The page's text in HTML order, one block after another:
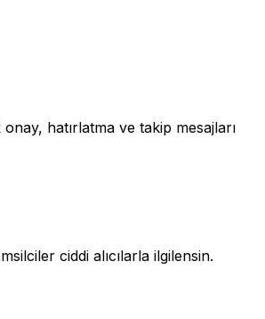
hatırlatma ve takip mesajları
ciddi alıcılarla ilgilensin.